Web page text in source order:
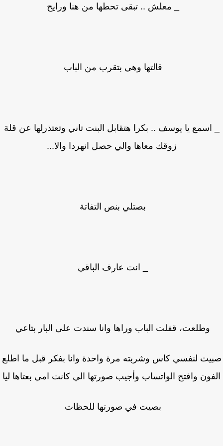
_ معلش .. تبقى تحطها من هنا ورايح
قالتها وهي بتقرب من الباب
يا يوسف .. بكرا هتقابل البنت تاني وتعتذرلها عن قلة
زوقك معاها والي حصل انهردا والا...
بصتلي بنص التفاتة
_ انت عارف الباقي
وطلعت، قفلت الباب وراها وانا سندت على البار بتاعي
لنفسي كاس وشربته مرة واحدة وانا بفكر قبل ما اطلع
وافتح الواتساب وأجيب صورتها الي كانت امي بعتاها ليا
بصيت في صورتها للحظات